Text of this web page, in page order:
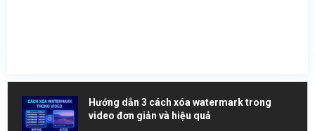
Hướng dẫn 3 cách xóa watermark trong
video đơn giản và hiệu quả